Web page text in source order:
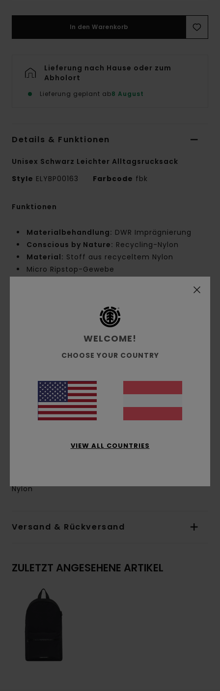
In den Warenkorb
Lieferung nach Hause oder zum
Abholort
Lieferung geplant ab8 August
Details & Funktionen
Unisex Schwarz Leichter Alltagsrucksack
Style ELYBP00163 Farbcode fbk
Funktionen
Materialbehandlung: DWR Imprägnierung
Conscious by Nature: Recycling-Nylon
Material: Stoff aus recyceltem Nylon
Micro Ripstop-Gewebe
Einstecktasche vorne, 1 inneres Versteckfach mit
Gepolstertes Rückenteil,
gepolsterter Boden
Volumen:15 Liter
High Density Reißverschlüsse aus
eingespritztem Kunststoff
Fischgräten-Gurtband
Sehr leichtes Design
Nylon
Versand & Rückversand
ZULETZT ANGESEHENE ARTIKEL
WELCOME!
CHOOSE YOUR COUNTRY
VIEW ALL COUNTRIES